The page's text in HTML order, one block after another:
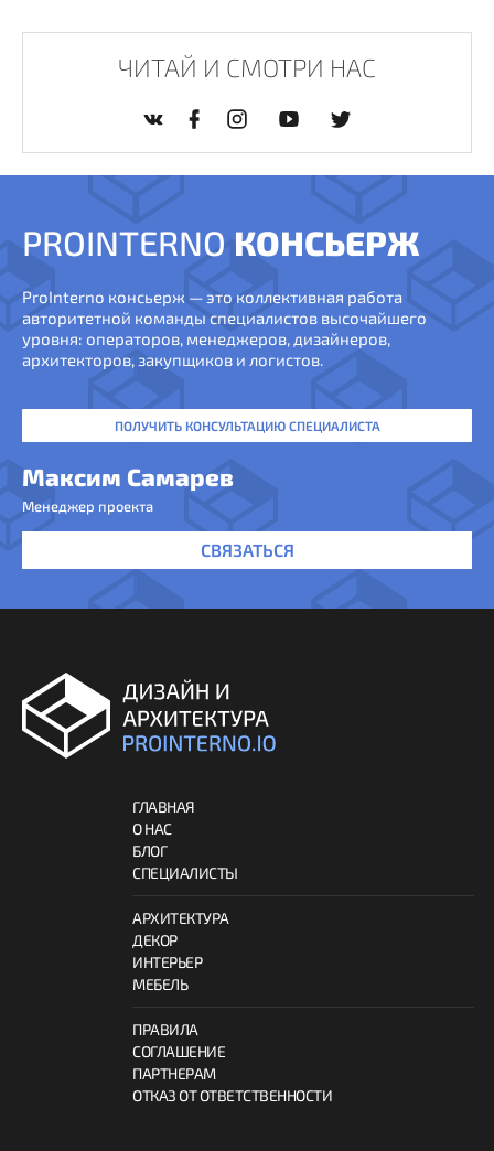
ЧИТАЙ И СМОТРИ НАС
PROINTERNO КОНСЬЕРЖ
ProInterno консьерж — это коллективная работа
авторитетной команды специалистов высочайшего
уровня: операторов, менеджеров, дизайнеров,
архитекторов, закупщиков и логистов.
ПОЛУЧИТЬ КОНСУЛЬТАЦИЮ СПЕЦИАЛИСТА
Максим Самарев
Менеджер проекта
СВЯЗАТЬСЯ
ГЛАВНАЯ
О НАС
БЛОГ
СПЕЦИАЛИСТЫ
АРХИТЕКТУРА
ДЕКОР
ИНТЕРЬЕР
МЕБЕЛЬ
ПРАВИЛА
СОГЛАШЕНИЕ
ПАРТНЕРАМ
ОТКАЗ ОТ ОТВЕТСТВЕННОСТИ